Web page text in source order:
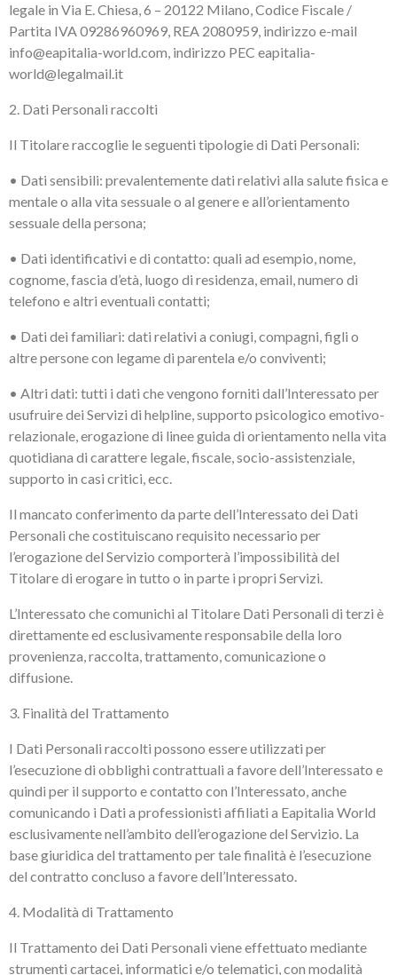
legale in Via E. Chiesa, 6 – 20122 Milano, Codice Fiscale /
Partita IVA 09286960969, REA 2080959, indirizzo e-mail
info@eapitalia-world.com, indirizzo PEC eapitalia-
world@legalmail.it
2. Dati Personali raccolti
Il Titolare raccoglie le seguenti tipologie di Dati Personali:
• Dati sensibili: prevalentemente dati relativi alla salute fisica e
mentale o alla vita sessuale o al genere e all’orientamento
sessuale della persona;
• Dati identificativi e di contatto: quali ad esempio, nome,
cognome, fascia d’età, luogo di residenza, email, numero di
telefono e altri eventuali contatti;
• Dati dei familiari: dati relativi a coniugi, compagni, figli o
altre persone con legame di parentela e/o conviventi;
• Altri dati: tutti i dati che vengono forniti dall’Interessato per
usufruire dei Servizi di helpline, supporto psicologico emotivo-
relazionale, erogazione di linee guida di orientamento nella vita
quotidiana di carattere legale, fiscale, socio-assistenziale,
supporto in casi critici, ecc.
Il mancato conferimento da parte dell’Interessato dei Dati
Personali che costituiscano requisito necessario per
l’erogazione del Servizio comporterà l’impossibilità del
Titolare di erogare in tutto o in parte i propri Servizi.
L’Interessato che comunichi al Titolare Dati Personali di terzi è
direttamente ed esclusivamente responsabile della loro
provenienza, raccolta, trattamento, comunicazione o
diffusione.
3. Finalità del Trattamento
I Dati Personali raccolti possono essere utilizzati per
l’esecuzione di obblighi contrattuali a favore dell’Interessato e
quindi per il supporto e contatto con l’Interessato, anche
comunicando i Dati a professionisti affiliati a Eapitalia World
esclusivamente nell’ambito dell’erogazione del Servizio. La
base giuridica del trattamento per tale finalità è l’esecuzione
del contratto concluso a favore dell’Interessato.
4. Modalità di Trattamento
Il Trattamento dei Dati Personali viene effettuato mediante
strumenti cartacei, informatici e/o telematici, con modalità